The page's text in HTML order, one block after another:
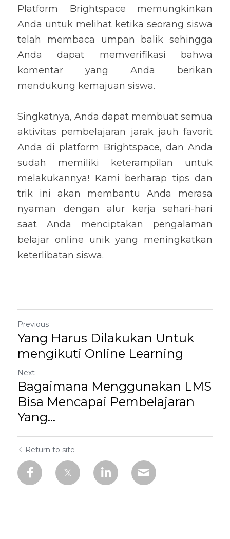
Platform Brightspace memungkinkan
Anda untuk melihat ketika seorang siswa
telah membaca umpan balik sehingga
Anda dapat memverifikasi bahwa
komentar yang Anda berikan
mendukung kemajuan siswa.
Singkatnya, Anda dapat membuat semua
aktivitas pembelajaran jarak jauh favorit
Anda di platform Brightspace, dan Anda
sudah memiliki keterampilan untuk
melakukannya! Kami berharap tips dan
trik ini akan membantu Anda merasa
nyaman dengan alur kerja sehari-hari
saat Anda menciptakan pengalaman
belajar online unik yang meningkatkan
keterlibatan siswa.
Previous
Yang Harus Dilakukan Untuk
mengikuti Online Learning
Next
Bagaimana Menggunakan LMS
Bisa Mencapai Pembelajaran
Yang...
Return to site